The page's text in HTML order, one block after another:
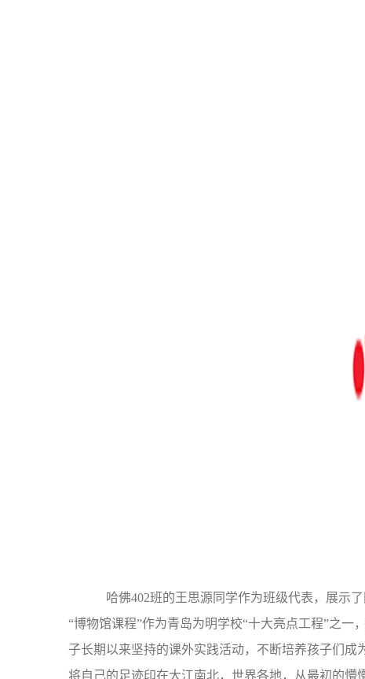
哈佛402班的王思源同学作为班级代表，展示
“博物馆课程”作为青岛为明学校“十大亮点工程”之
子长期以来坚持的课外实践活动，不断培养孩子们成
将自己的足迹印在大江南北，世界各地，从最初的